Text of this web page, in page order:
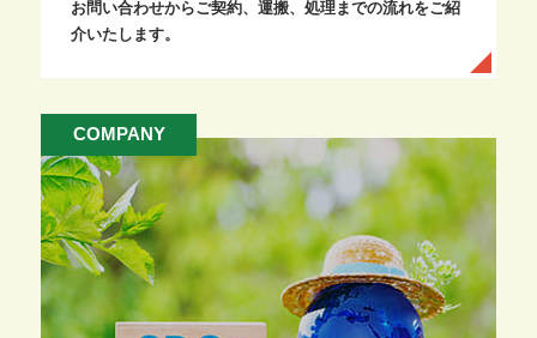
お問い合わせからご契約、運搬、処理までの流れをご紹
介いたします。
COMPANY